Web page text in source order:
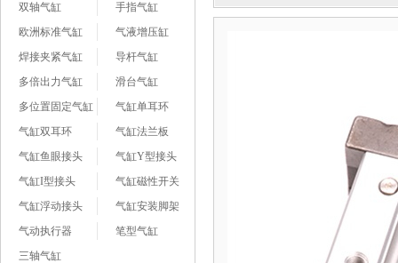
双轴气缸
手指气缸
欧洲标准气缸
气液增压缸
焊接夹紧气缸
导杆气缸
多倍出力气缸
滑台气缸
多位置固定气缸
气缸单耳环
气缸双耳环
气缸法兰板
气缸鱼眼接头
气缸Y型接头
气缸I型接头
气缸磁性开关
气缸浮动接头
气缸安装脚架
气动执行器
笔型气缸
三轴气缸